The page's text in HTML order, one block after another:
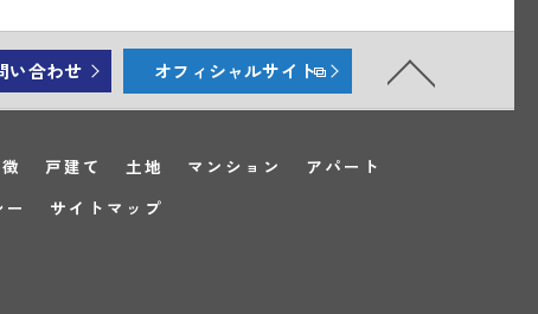
い合わせ オフィシャルサイト
戸建て 土地 マンション
アパート
サイトマップ